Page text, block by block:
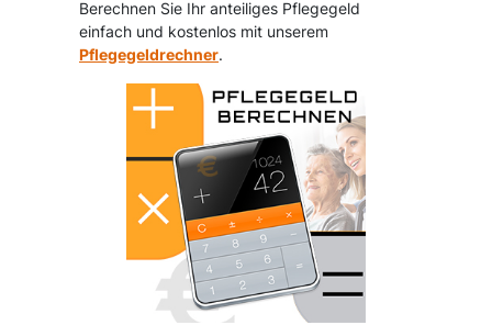
Berechnen Sie Ihr anteiliges Pflegegeld
einfach und kostenlos mit unserem
Pflegegeldrechner.